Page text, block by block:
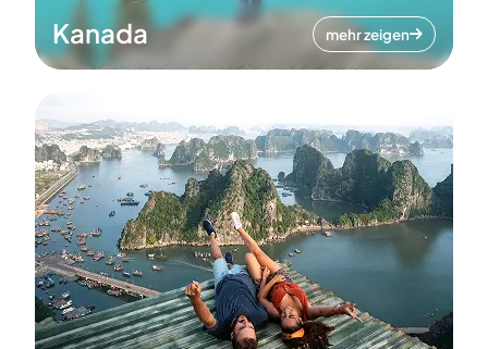
Kanada mehr zeigen